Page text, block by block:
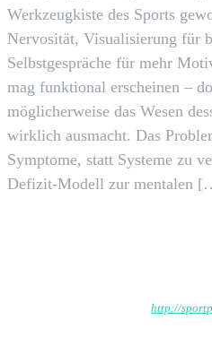
Werkzeugkiste des Sports
Nervosität, Visualisierung für
Selbstgespräche für mehr
mag funktional erscheinen –
möglicherweise das Wesen
wirklich ausmacht. Das
Symptome, statt Systeme zu
Defizit-Modell zur mentalen
http://